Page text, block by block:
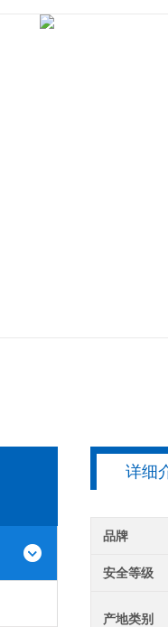
详细
品牌
安全等级
产地类别